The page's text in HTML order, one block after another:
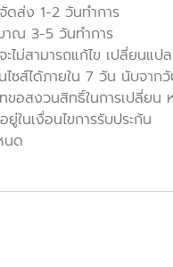
ดส่ง 1-2 วันทำการ
าณ 3-5 วันทำการ
ะไม่สามารถแก้ไข เปลี่ยนแ
ซส์ได้ภายใน 7 วัน นับจาก
ขอสงวนสิทธิ์ในการเปลี่ย
ในเงื่อนไขการรับประกัน
นด